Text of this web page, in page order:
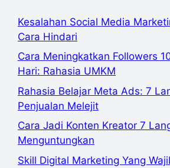
Kesalahan Social Media
Cara Hindari
Cara Meningkatkan Followers
Hari: Rahasia UMKM
Rahasia Belajar Meta Ads: 7
Penjualan Melejit
Cara Jadi Konten Kreator 7
Menguntungkan
Skill Digital Marketing Yang